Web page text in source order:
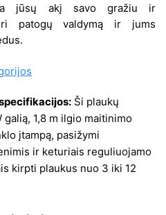
jūsų akį savo gražiu ir
patogų valdymą ir jums
Ši plaukų
1,8 m ilgio maitinimo
įtampą, pasižymi
ir keturiais reguliuojamo
kirpti plaukus nuo 3 iki 12